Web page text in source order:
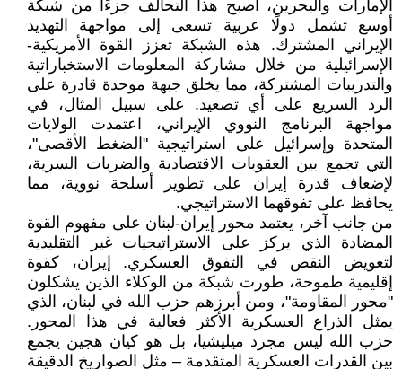
الإمارات والبحرين، أصبح هذا التحالف جزءًا من شبكة
أوسع تشمل دولًا عربية تسعى إلى مواجهة التهديد
الإيراني المشترك. هذه الشبكة تعزز القوة الأمريكية-
الإسرائيلية من خلال مشاركة المعلومات الاستخباراتية
والتدريبات المشتركة، مما يخلق جبهة موحدة قادرة على
الرد السريع على أي تصعيد. على سبيل المثال، في
مواجهة البرنامج النووي الإيراني، اعتمدت الولايات
المتحدة وإسرائيل على استراتيجية "الضغط الأقصى"،
التي تجمع بين العقوبات الاقتصادية والضربات السرية،
لإضعاف قدرة إيران على تطوير أسلحة نووية، مما
يحافظ على تفوقهما الاستراتيجي.
من جانب آخر، يعتمد محور إيران-لبنان على مفهوم القوة
المضادة الذي يركز على الاستراتيجيات غير التقليدية
لتعويض النقص في التفوق العسكري. إيران، كقوة
إقليمية طموحة، طورت شبكة من الوكلاء الذين يشكلون
"محور المقاومة"، ومن أبرزهم حزب الله في لبنان، الذي
يمثل الذراع العسكرية الأكثر فعالية في هذا المحور.
حزب الله ليس مجرد ميليشيا، بل هو كيان هجين يجمع
بين القدرات العسكرية المتقدمة – مثل الصواريخ الدقيقة